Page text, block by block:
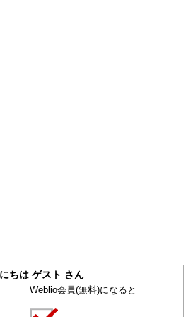
ちは ゲスト さん
Weblio会員(無料)になると